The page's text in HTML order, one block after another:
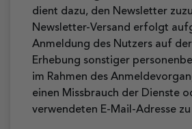
dient dazu, den Newsletter
Newsletter-Versand erfolgt
Anmeldung des Nutzers auf
Erhebung sonstiger
im Rahmen des
einen Missbrauch der Dienste
verwendeten E-Mail-Adresse